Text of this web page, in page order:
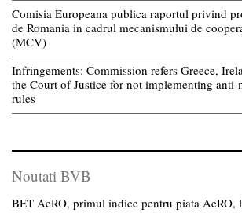
Comisia Europeana publica raportul privind
de Romania in cadrul mecanismului de
(MCV)
Infringements: Commission refers Greece,
the Court of Justice for not implementing
rules
Noutati BVB
BET AeRO, primul indice pentru piata AeRO,